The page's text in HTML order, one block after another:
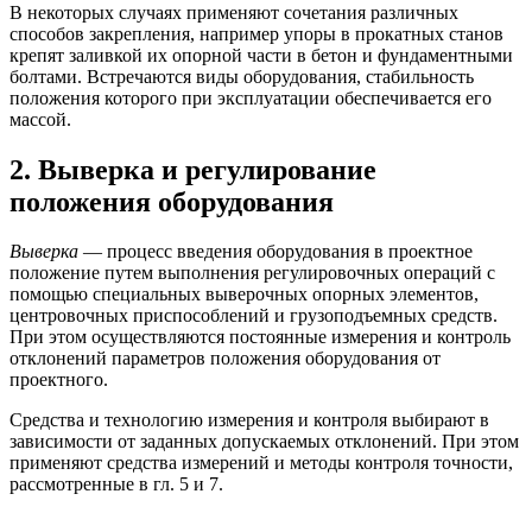
В некоторых случаях применяют сочетания различных
способов закрепления, например упоры в прокатных станов
крепят заливкой их опорной части в бетон и фундаментными
болтами. Встречаются виды оборудования, стабильность
положения которого при эксплуатации обеспечивается его
массой.
2. Выверка и регулирование
положения оборудования
Выверка — процесс введения оборудования в проектное
положение путем выполнения регулировочных операций с
помощью специальных выверочных опорных элементов,
центровочных приспособлений и грузоподъемных средств.
При этом осуществляются постоянные измерения и контроль
отклонений параметров положения оборудования от
проектного.
Средства и технологию измерения и контроля выбирают в
зависимости от заданных допускаемых отклонений. При этом
применяют средства измерений и методы контроля точности,
рассмотренные в гл. 5 и 7.